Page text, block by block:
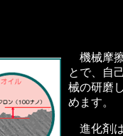
機械摩
とで、自
械の研磨
めます。
進化剤